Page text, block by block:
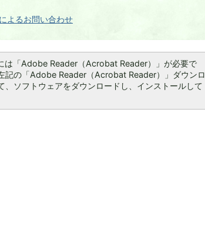
よるお問い合わせ
は「Adobe Reader（Acrobat Reader）」が必要で
記の「Adobe Reader（Acrobat Reader）」ダウンロ
、ソフトウェアをダウンロードし、インストールして